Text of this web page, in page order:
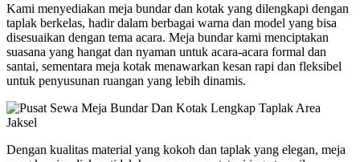
Kami menyediakan meja bundar dan kotak yang dilengkapi dengan
taplak berkelas, hadir dalam berbagai warna dan model yang bisa
disesuaikan dengan tema acara. Meja bundar kami menciptakan
suasana yang hangat dan nyaman untuk acara-acara formal dan
santai, sementara meja kotak menawarkan kesan rapi dan fleksibel
untuk penyusunan ruangan yang lebih dinamis.
Dengan kualitas material yang kokoh dan taplak yang elegan, meja